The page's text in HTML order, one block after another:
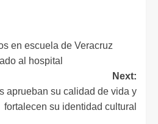
en escuela de Veracruz
al hospital
Next:
aprueban su calidad de vida y
fortalecen su identidad cultural